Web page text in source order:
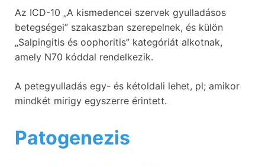
Az ICD-10 „A kismedencei szervek gyulladásos
betegségei” szakaszban szerepelnek, és külön
„Salpingitis és oophoritis” kategóriát alkotnak,
amely N70 kóddal rendelkezik.
A petegyulladás egy- és kétoldali lehet, pl; amikor
mindkét mirigy egyszerre érintett.
Patogenezis